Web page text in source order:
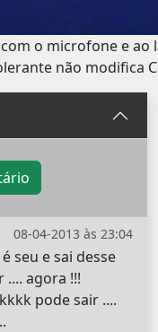
com o microfone e
não modifica
08-04-2013 às 23:04
seu e sai desse
agora !!!
pode sair ....